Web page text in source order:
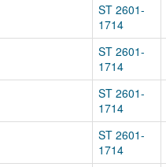
ST 2601-
1714
ST 2601-
1714
ST 2601-
1714
ST 2601-
1714